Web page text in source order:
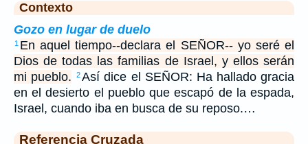
Contexto
Gozo en lugar de duelo
1 En aquel tiempo--declara el SEÑOR-- yo seré el
Dios de todas las familias de Israel, y ellos serán
mi pueblo.
2Así dice el SEÑOR: Ha hallado gracia
en el desierto el pueblo que escapó de la espada,
Israel, cuando iba en busca de su reposo.…
Referencia Cruzada